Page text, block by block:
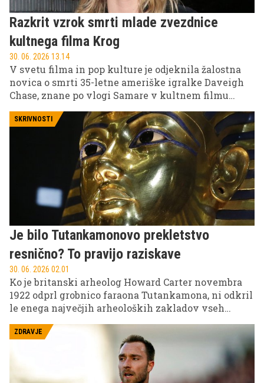
Razkrit vzrok smrti mlade zvezdnice
kultnega filma Krog
30. 06. 2026 13.14
V svetu filma in pop kulture je odjeknila žalostna
novica o smrti 35-letne ameriške igralke Daveigh
Chase, znane po vlogi Samare v kultnem filmu
Krog. Po poročanju tujih medijev naj bi uradna
preiskava pokazala, da je njena smrt povezana s
posledicami dolgotrajne bolezni.
SKRIVNOSTI
Je bilo Tutankamonovo prekletstvo
resnično? To pravijo raziskave
30. 06. 2026 02.01
Ko je britanski arheolog Howard Carter novembra
1922 odprl grobnico faraona Tutankamona, ni odkril
le enega največjih arheoloških zakladov vseh
časov. Rodila se je tudi legenda o 'faraonovem
prekletstvu', ki že več kot stoletje buri domišljijo
ZDRAVJE